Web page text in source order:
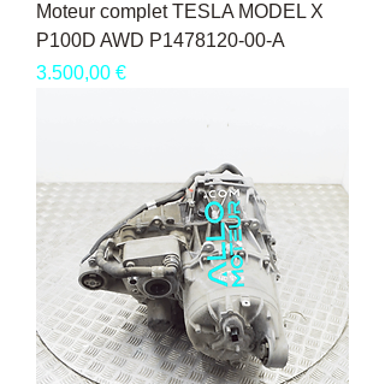
Moteur complet TESLA MODEL X
P100D AWD P1478120-00-A
Pris
3.500,00 €